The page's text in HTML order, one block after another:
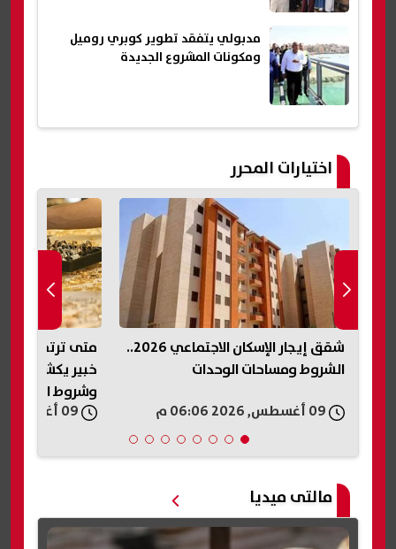
مدبولي يتفقد تطوير كوبري روميل
ومكونات المشروع الجديدة
اختيارات المحرر
متى ترتفع أسعار الذهب مجددًا؟..
خبير يكشف موعد الموجة الصعودية
2027..
التقديم
مالتى ميديا